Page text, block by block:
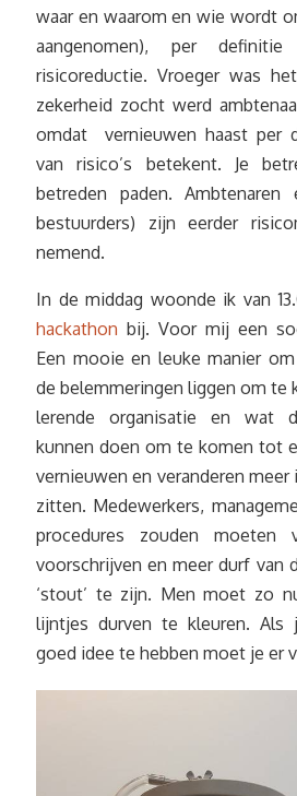
waar en waarom en wie wordt
aangenomen), per
risicoreductie. Vroeger was
zekerheid zocht werd
omdat vernieuwen haast per
van risico’s betekent. Je
betreden paden.
bestuurders) zijn eerder
nemend.
In de middag woonde ik van
hackathon bij. Voor mij een
Een mooie en leuke manier
de belemmeringen liggen om te
lerende organisatie en wat
kunnen doen om te komen tot
vernieuwen en veranderen
zitten. Medewerkers,
procedures zouden moeten
voorschrijven en meer durf van
‘stout’ te zijn. Men moet zo
lijntjes durven te kleuren. Als
goed idee te hebben moet je er